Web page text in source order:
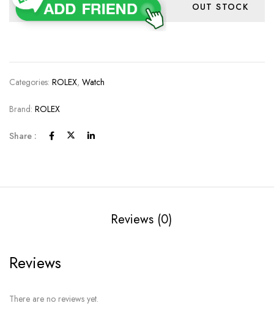
OUT STOCK
Categories: ROLEX, Watch
Brand: ROLEX
Share :
Reviews (0)
Reviews
There are no reviews yet.